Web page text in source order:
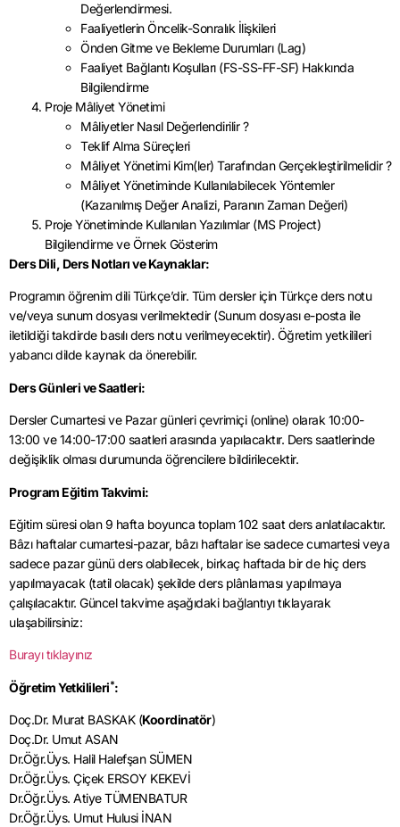
Değerlendirmesi.
Faaliyetlerin Öncelik-Sonralık İlişkileri
Önden Gitme ve Bekleme Durumları (Lag)
Faaliyet Bağlantı Koşulları (FS-SS-FF-SF) Hakkında
Bilgilendirme
Proje Mâliyet Yönetimi
Mâliyetler Nasıl Değerlendirilir ?
Teklif Alma Süreçleri
Mâliyet Yönetimi Kim(ler) Tarafından Gerçekleştirilmelidir ?
Mâliyet Yönetiminde Kullanılabilecek Yöntemler
(Kazanılmış Değer Analizi, Paranın Zaman Değeri)
Proje Yönetiminde Kullanılan Yazılımlar (MS Project)
Bilgilendirme ve Örnek Gösterim
Ders Dili, Ders Notları ve Kaynaklar:
Programın öğrenim dili Türkçe’dir. Tüm dersler için Türkçe ders notu
ve/veya sunum dosyası verilmektedir (Sunum dosyası e-posta ile
iletildiği takdirde basılı ders notu verilmeyecektir). Öğretim yetkilileri
yabancı dilde kaynak da önerebilir.
Ders Günleri ve Saatleri:
Dersler Cumartesi ve Pazar günleri çevrimiçi (online) olarak 10:00-
13:00 ve 14:00-17:00 saatleri arasında yapılacaktır. Ders saatlerinde
değişiklik olması durumunda öğrencilere bildirilecektir.
Program Eğitim Takvimi:
Eğitim süresi olan 9 hafta boyunca toplam 102 saat ders anlatılacaktır.
Bâzı haftalar cumartesi-pazar, bâzı haftalar ise sadece cumartesi veya
sadece pazar günü ders olabilecek, birkaç haftada bir de hiç ders
yapılmayacak (tatil olacak) şekilde ders plânlaması yapılmaya
çalışılacaktır. Güncel takvime aşağıdaki bağlantıyı tıklayarak
ulaşabilirsiniz:
Burayı tıklayınız
Öğretim Yetkilileri*:
Doç.Dr. Murat BASKAK (Koordinatör)
Doç.Dr. Umut ASAN
Dr.Öğr.Üys. Halil Halefşan SÜMEN
Dr.Öğr.Üys. Çiçek ERSOY KEKEVİ
Dr.Öğr.Üys. Atiye TÜMENBATUR
Dr.Öğr.Üys. Umut Hulusi İNAN